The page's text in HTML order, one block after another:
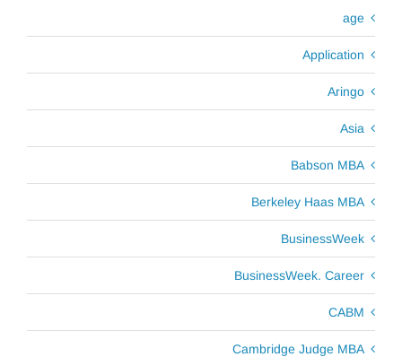
age
Application
Aringo
Asia
Babson MBA
Berkeley Haas MBA
BusinessWeek
BusinessWeek. Career
CABM
Cambridge Judge MBA